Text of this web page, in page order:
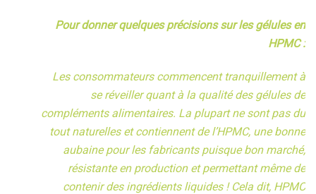
Pour donner quelques précisions sur les gélules en
HPMC :
Les consommateurs commencent tranquillement à
se réveiller quant à la qualité des gélules de
compléments alimentaires. La plupart ne sont pas du
tout naturelles et contiennent de l’HPMC, une bonne
aubaine pour les fabricants puisque bon marché,
résistante en production et permettant même de
contenir des ingrédients liquides ! Cela dit, HPMC